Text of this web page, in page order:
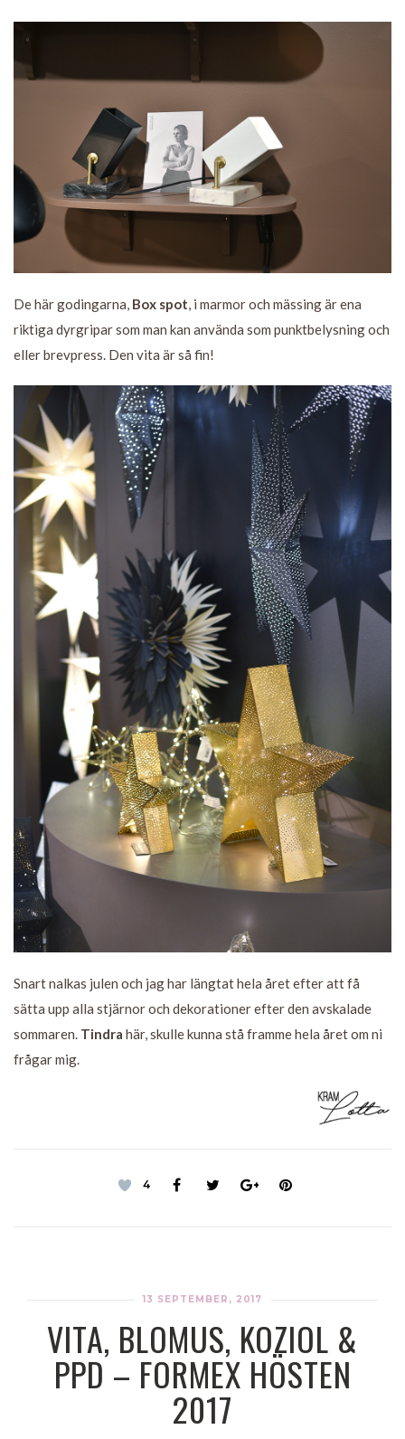
De här godingarna, Box spot, i marmor och mässing är ena
riktiga dyrgripar som man kan använda som punktbelysning och
eller brevpress. Den vita är så fin!
Snart nalkas julen och jag har längtat hela året efter att få
sätta upp alla stjärnor och dekorationer efter den avskalade
sommaren. Tindra här, skulle kunna stå framme hela året om ni
frågar mig.
4
13 SEPTEMBER, 2017
VITA, BLOMUS, KOZIOL &
PPD – FORMEX HÖSTEN
2017